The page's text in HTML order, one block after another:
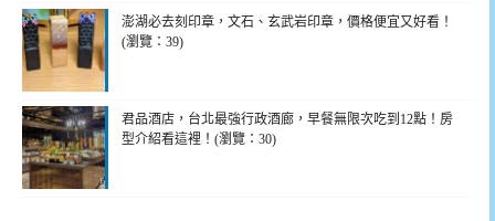
澎湖必去刻印章，文石、玄武岩印章，價格便宜又好看！
(瀏覽：39)
君品酒店，台北最強行政酒廊，早餐無限次吃到12點！房
型介紹看這裡！(瀏覽：30)